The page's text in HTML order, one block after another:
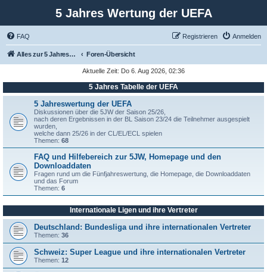
5 Jahres Wertung der UEFA
FAQ Anmelden
Registrieren
Alles zur 5 Jahreswertung / Tabelle der UEFA mit vielen Statistiken. Foren-Übersicht
Aktuelle Zeit: Do 6. Aug 2026, 02:36
5 Jahres Tabelle der UEFA
5 Jahreswertung der UEFA
Diskussionen über die 5JW der Saison 25/26,
nach deren Ergebnissen in der BL Saison 23/24 die Teilnehmer ausgespielt
wurden,
welche dann 25/26 in der CL/EL/ECL spielen
Themen: 68
FAQ und Hilfebereich zur 5JW, Homepage und den
Downloaddaten
Fragen rund um die Fünfjahreswertung, die Homepage, die Downloaddaten
und das Forum
Themen: 6
Internationale Ligen und ihre Vertreter
Deutschland: Bundesliga und ihre internationalen Vertreter
Themen: 36
Schweiz: Super League und ihre internationalen Vertreter
Themen: 12